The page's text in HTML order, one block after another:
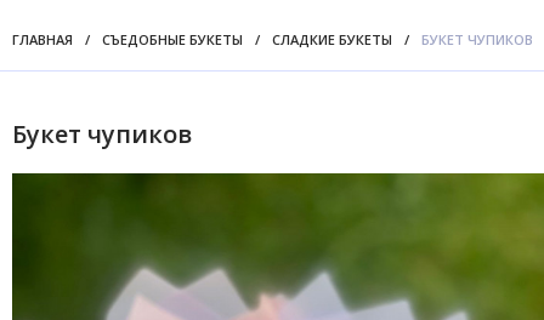
ГЛАВНАЯ / СЪЕДОБНЫЕ БУКЕТЫ / СЛАДКИЕ БУКЕТЫ / БУКЕТ ЧУПИКОВ
Букет чупиков